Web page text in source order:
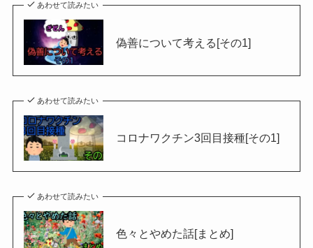
あわせて読みたい
偽善について考える[その1]
あわせて読みたい
コロナワクチン3回目接種[その1]
あわせて読みたい
色々とやめた話[まとめ]